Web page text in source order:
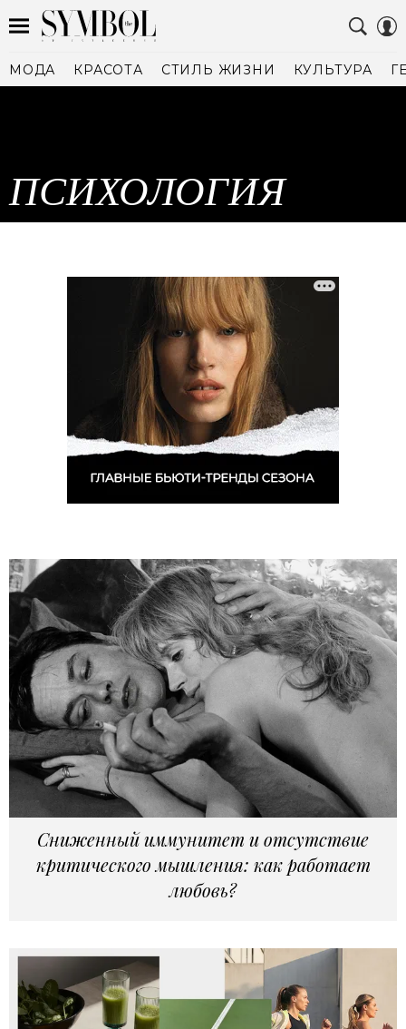
МОДА КРАСОТА СТИЛЬ ЖИЗНИ КУЛЬТУРА
ПСИХОЛОГИЯ
Сниженный иммунитет и отсутствие
критического мышления: как работает
любовь?